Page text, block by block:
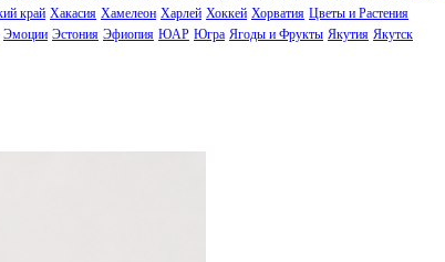
край Хакасия Хамелеон Харлей Хоккей Хорватия Цветы и Растения
Эмоции Эстония Эфиопия ЮАР Югра Ягоды и Фрукты Якутия Якутск